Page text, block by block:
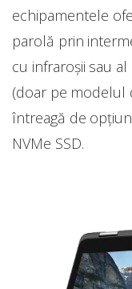
echipamentele
parolă prin
cu infraroşii sau
(doar pe modelul
întreagă de
NVMe SSD.